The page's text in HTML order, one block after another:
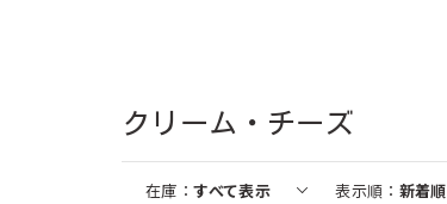
クリーム・チーズ
在庫 すべて表示 表示順 新着順